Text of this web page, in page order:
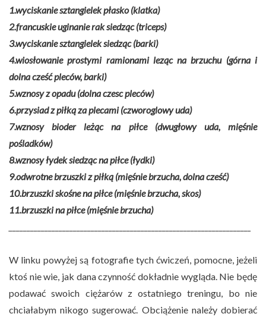
1.wyciskanie sztangielek płasko (klatka)
2.francuskie uginanie rak siedząc (triceps)
3.wyciskanie sztangielek siedząc (barki)
4.wiosłowanie prostymi ramionami leząc na brzuchu (górna i
dolna cześć pleców, barki)
5.wznosy z opadu (dolna czesc pleców)
6.przysiad z piłką za plecami (czworoglowy uda)
7.wznosy bioder leżąc na piłce (dwugłowy uda, mięśnie
pośladków)
8.wznosy łydek siedząc na piłce (łydki)
9.odwrotne brzuszki z piłką (mięśnie brzucha, dolna cześć)
10.brzuszki skośne na piłce (mięśnie brzucha, skos)
11.brzuszki na piłce (mięśnie brzucha)
W linku powyżej są fotografie tych ćwiczeń, pomocne, jeżeli
ktoś nie wie, jak dana czynność dokładnie wygląda. Nie będę
podawać swoich ciężarów z ostatniego treningu, bo nie
chciałabym nikogo sugerować. Obciążenie należy dobierać